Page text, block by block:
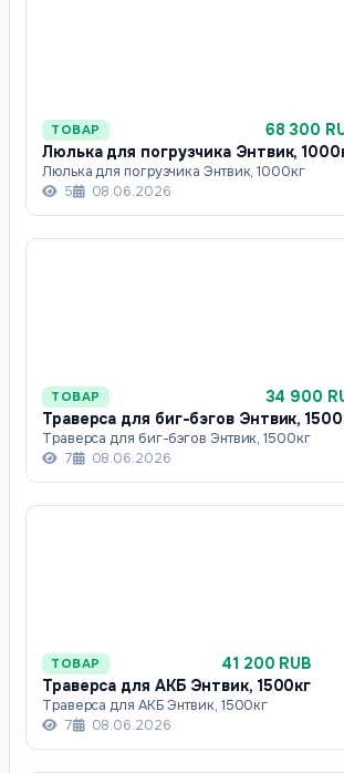
ТОВАР
68 300
Люлька для погрузчика Энтвик,
Люлька для погрузчика Энтвик, 1000кг
5
08.06.2026
ТОВАР
34 900
Траверса для биг-бэгов Энтвик,
Траверса для биг-бэгов Энтвик, 1500кг
7
08.06.2026
ТОВАР
41 200 RUB
Траверса для АКБ Энтвик, 1500кг
Траверса для АКБ Энтвик, 1500кг
7
08.06.2026